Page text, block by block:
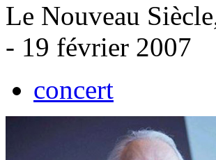
Le Nouveau
- 19 février 2007
concert